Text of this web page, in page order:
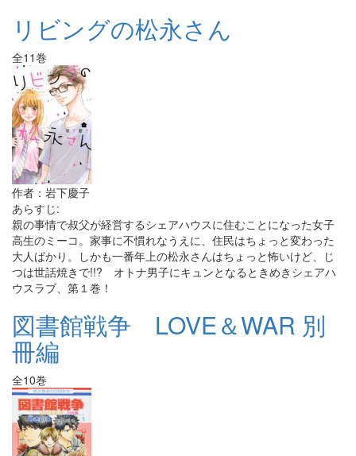
リビングの松永さん
全11巻
作者：岩下慶子
あらすじ:
親の事情で叔父が経営するシェアハウスに住むことになった女子
高生のミーコ。家事に不慣れなうえに、住民はちょっと変わった
大人ばかり。しかも一番年上の松永さんはちょっと怖いけど、じ
つは世話焼きで!!? オトナ男子にキュンとなるときめきシェアハ
ウスラブ、第１巻！
図書館戦争 LOVE＆WAR 別
冊編
全10巻